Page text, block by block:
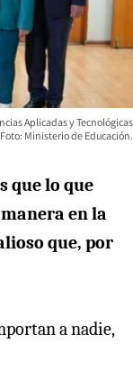
Aplicadas y Tecnológicas
Ministerio de Educación.
que lo que
en la
que, por
a nadie,